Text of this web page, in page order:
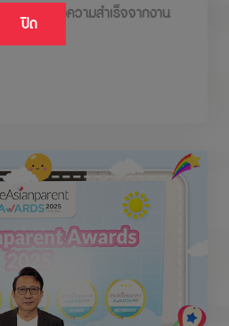
ปิด
รางวัลแห่งความสำเร็จจากงาน
2026